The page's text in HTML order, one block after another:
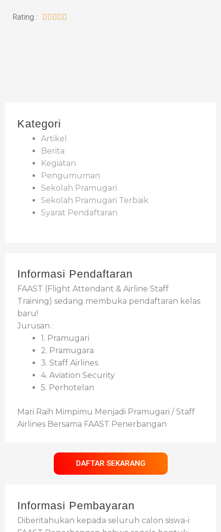
Rating :     
Kategori
Artikel
Berita
Kegiatan
Pengumuman
Sekolah Pramugari
Sekolah Pramugari Terbaik
Syarat Pendaftaran
Informasi Pendaftaran
FAAST (Flight Attendant & Airline Staff
Training) sedang membuka pendaftaran kelas
baru!
Jurusan :
1. Pramugari
2. Pramugara
3. Staff Airlines
4. Aviation Security
5. Perhotelan
Mari Raih Mimpimu Menjadi Pramugari / Staff
Airlines Bersama FAAST Penerbangan
DAFTAR SEKARANG
Informasi Pembayaran
Diberitahukan kepada seluruh calon siswa-i